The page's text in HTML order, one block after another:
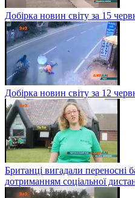
Добірка новин світу за 15
Добірка новин світу за 12
Британці вигадали переносні
дотриманням соціальної